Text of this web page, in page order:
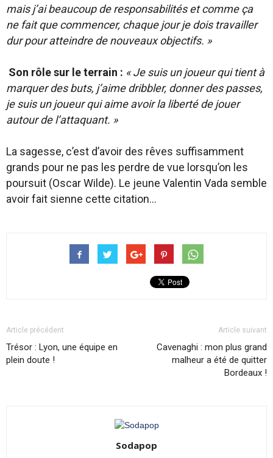
mais j’ai beaucoup de responsabilités et comme ça
ne fait que commencer, chaque jour je dois travailler
dur pour atteindre de nouveaux objectifs. »
Son rôle sur le terrain : « Je suis un joueur qui tient à
marquer des buts, j’aime dribbler, donner des passes,
je suis un joueur qui aime avoir la liberté de jouer
autour de l’attaquant. »
La sagesse, c’est d’avoir des rêves suffisamment
grands pour ne pas les perdre de vue lorsqu’on les
poursuit (Oscar Wilde). Le jeune Valentin Vada semble
avoir fait sienne cette citation…
Article précédent
Trésor : Lyon, une équipe en
plein doute !
Article suivant
Cavenaghi : mon plus grand
malheur a été de quitter
Bordeaux !
Sodapop